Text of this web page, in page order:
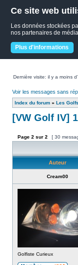
Ce site web
Les données stockées
nos partenaires de
Plus d'informations
Dernière visite: il y a moins
Voir les messages sans
Index du forum » Les
[VW Golf IV]
Page 2 sur 2 [ 30
Auteur
Cream00
Golfiste Curieux